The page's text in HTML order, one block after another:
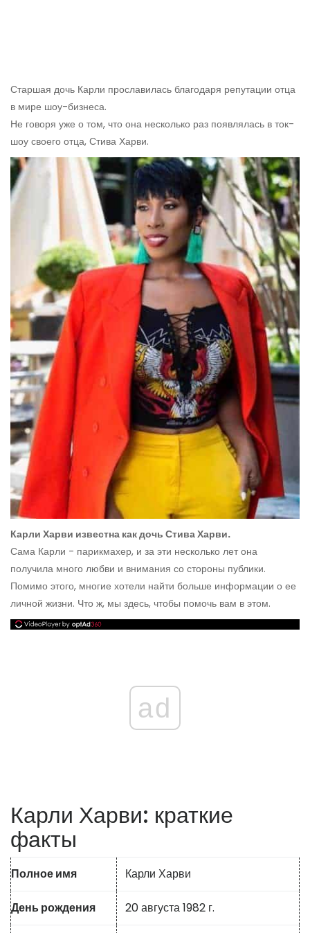
Старшая дочь Карли прославилась благодаря репутации отца
в мире шоу-бизнеса.
Не говоря уже о том, что она несколько раз появлялась в ток-
шоу своего отца, Стива Харви.
Карли Харви известна как дочь Стива Харви.
Сама Карли - парикмахер, и за эти несколько лет она
получила много любви и внимания со стороны публики.
Помимо этого, многие хотели найти больше информации о ее
личной жизни. Что ж, мы здесь, чтобы помочь вам в этом.
ad
Карли Харви: краткие
факты
Полное имя Карли Харви
День рождения 20 августа 1982 г.